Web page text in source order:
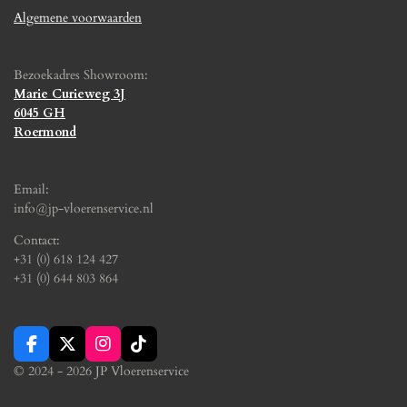
Algemene voorwaarden
Bezoekadres Showroom:
Marie Curieweg 3J
6045 GH
Roermond
Email:
info@jp-vloerenservice.nl
Contact:
+31 (0) 618 124 427
+31 (0) 644 803 864
F
a
X
I
n
T
i
© 2024 - 2026 JP Vloerenservice